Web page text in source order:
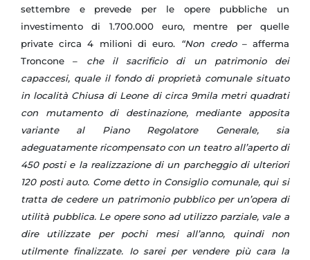
settembre e prevede per le opere pubbliche un
investimento di 1.700.000 euro, mentre per quelle
private circa 4 milioni di euro.
“Non credo– afferma
Troncone – che il sacrificio di un patrimonio dei
capaccesi, quale il fondo di proprietà comunale situato
in località Chiusa di Leone di circa 9mila metri quadrati
con mutamento di destinazione, mediante apposita
variante al Piano Regolatore Generale, sia
adeguatamente ricompensato con un teatro all’aperto di
450 posti e la realizzazione di un parcheggio di ulteriori
120 posti auto. Come detto in Consiglio comunale, qui si
tratta de cedere un patrimonio pubblico per un’opera di
utilità pubblica. Le opere sono ad utilizzo parziale, vale a
dire utilizzate per pochi mesi all’anno, quindi non
utilmente finalizzate. Io sarei per vendere più cara la